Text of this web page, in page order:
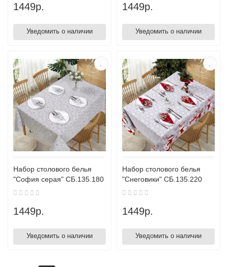
1449р.
Уведомить о наличии
1449р.
Уведомить о наличии
Набор столового белья
"София серая" СБ.135.180
1449р.
Уведомить о наличии
Набор столового белья
"Снеговики" СБ.135.220
1449р.
Уведомить о наличии